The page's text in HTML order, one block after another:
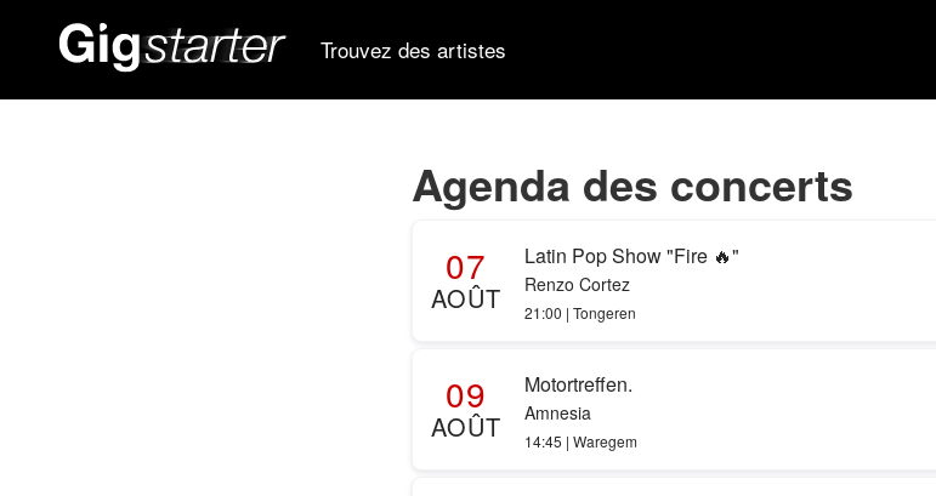
Trouvez des artistes
Agenda des concerts
07
AOÛT
Latin Pop Show "Fire 🔥"
Renzo Cortez
21:00 | Tongeren
09
AOÛT
Motortreffen.
Amnesia
14:45 | Waregem